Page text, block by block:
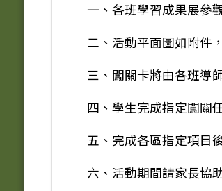
一、各班學習成果展參
二、活動平面圖如附件
三、闖關卡將由各班導
四、學生完成指定闖關
五、完成各區指定項目
六、活動期間請家長協